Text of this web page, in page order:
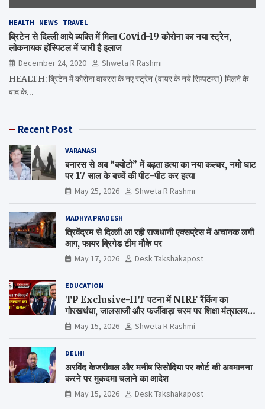
HEALTH NEWS TRAVEL
ब्रिटेन से दिल्ली आये व्यक्ति में मिला Covid-19 कोरोना का नया स्ट्रेन,
लोकनायक हॉस्पिटल में जारी है इलाज
December 24, 2020
Shweta R Rashmi
HEALTH: ब्रिटेन में कोरोना वायरस के नए स्ट्रेन (वायर के नये सिम्पटम्स) मिलने के
बाद के…
Recent Post
VARANASI
बनारस से अब “क्योटो” में बढ़ता हत्या का नया कल्चर, नमो घाट
पर 17 साल के बच्चें की पीट-पीट कर हत्या
May 25, 2026 Shweta R Rashmi
MADHYA PRADESH
त्रिवेंद्रम से दिल्ली आ रही राजधानी एक्सप्रेस में अचानक लगी
आग, फायर ब्रिगेड टीम मौके पर
May 17, 2026 Desk Takshakapost
EDUCATION
TP Exclusive-IIT पटना में NIRF रैंकिंग का
गोरखधंधा, जालसाजी और फर्जीवाड़ा चरम पर शिक्षा मंत्रालय
कब जागेगा ?
May 15, 2026 Shweta R Rashmi
DELHI
अरविंद केजरीवाल और मनीष सिसोदिया पर कोर्ट की अवमानना
करने पर मुकदमा चलाने का आदेश
May 15, 2026 Desk Takshakapost